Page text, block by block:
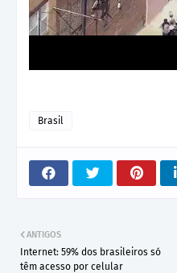
Brasil
ANTIGOS
Internet: 59% dos brasileiros só
têm acesso por celular